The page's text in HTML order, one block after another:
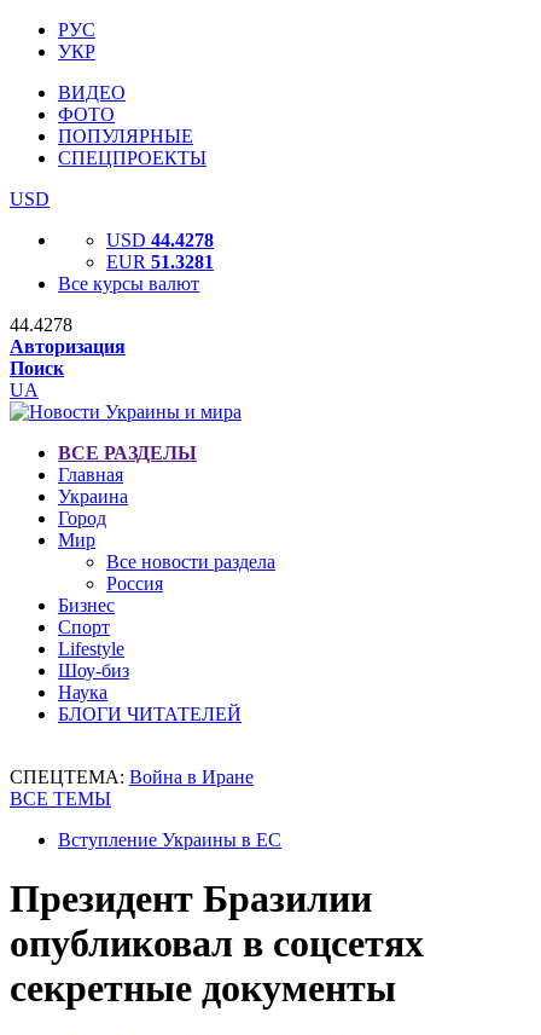
РУС
УКР
ВИДЕО
ФОТО
ПОПУЛЯРНЫЕ
СПЕЦПРОЕКТЫ
USD
USD 44.4278
EUR 51.3281
Все курсы валют
44.4278
Авторизация
Поиск
UA
ВСЕ РАЗДЕЛЫ
Главная
Украина
Город
Мир
Все новости раздела
Россия
Бизнес
Спорт
Lifestyle
Шоу-биз
Наука
БЛОГИ ЧИТАТЕЛЕЙ
СПЕЦТЕМА: Война в Иране
ВСЕ ТЕМЫ
Вступление Украины в ЕС
Президент Бразилии
опубликовал в соцсетях
секретные документы